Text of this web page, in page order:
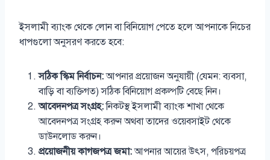
ইসলামী ব্যাংক থেকে লোন বা বিনিয়োগ পেতে হলে আপনাকে নিচের
ধাপগুলো অনুসরণ করতে হবে:
সঠিক স্কিম নির্বাচন:আপনার প্রয়োজন অনুযায়ী (যেমন: ব্যবসা,
বাড়ি বা ব্যক্তিগত) সঠিক বিনিয়োগ প্রকল্পটি বেছে নিন।
আবেদনপত্র সংগ্রহ:নিকটস্থ ইসলামী ব্যাংক শাখা থেকে
আবেদনপত্র সংগ্রহ করুন অথবা তাদের ওয়েবসাইট থেকে
ডাউনলোড করুন।
প্রয়োজনীয় কাগজপত্র জমা:আপনার আয়ের উৎস, পরিচয়পত্র